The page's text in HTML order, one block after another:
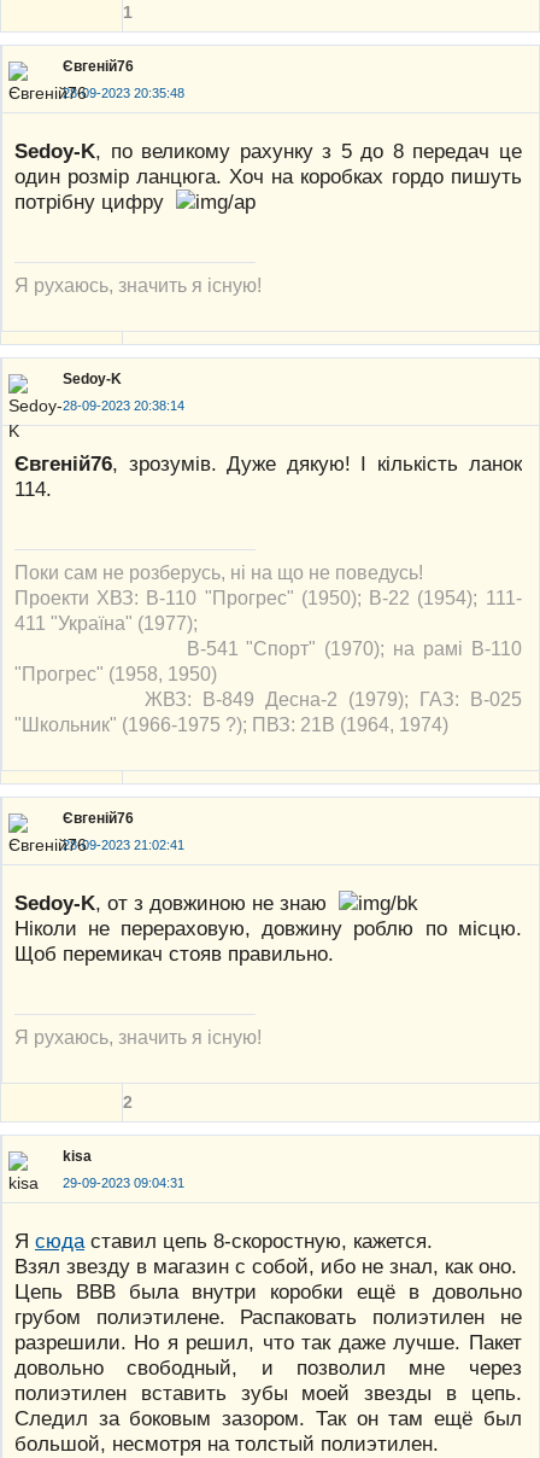
1
Євгеній76
28-09-2023 20:35:48
Sedoy-K, по великому рахунку з 5 до 8 передач це
один розмір ланцюга. Хоч на коробках гордо пишуть
потрібну цифру
Я рухаюсь, значить я існую!
Sedoy-K
28-09-2023 20:38:14
Євгеній76, зрозумів. Дуже дякую! І кількість ланок
114.
Поки сам не розберусь, ні на що не поведусь!
Проекти ХВЗ: В-110 "Прогрес" (1950); В-22 (1954); 111-
411 "Україна" (1977);
В-541 "Спорт" (1970); на рамі В-110
"Прогрес" (1958, 1950)
ЖВЗ: В-849 Десна-2 (1979); ГАЗ: В-025
"Школьник" (1966-1975 ?); ПВЗ: 21В (1964, 1974)
Євгеній76
28-09-2023 21:02:41
Sedoy-K, от з довжиною не знаю
Ніколи не перераховую, довжину роблю по місцю.
Щоб перемикач стояв правильно.
Я рухаюсь, значить я існую!
2
kisa
29-09-2023 09:04:31
Я сюдаставил цепь 8-скоростную, кажется.
Взял звезду в магазин с собой, ибо не знал, как оно.
Цепь ВВВ была внутри коробки ещё в довольно
грубом полиэтилене. Распаковать полиэтилен не
разрешили. Но я решил, что так даже лучше. Пакет
довольно свободный, и позволил мне через
полиэтилен вставить зубы моей звезды в цепь.
Следил за боковым зазором. Так он там ещё был
большой, несмотря на толстый полиэтилен.